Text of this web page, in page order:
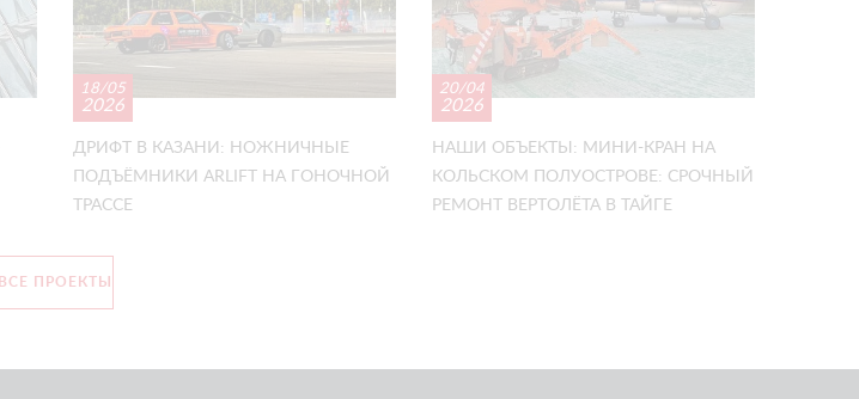
18/05
2026
ДРИФТ В КАЗАНИ: НОЖНИЧНЫЕ
ПОДЪЁМНИКИ ARLIFT НА ГОНОЧНОЙ
ТРАССЕ
20/04
2026
НАШИ ОБЪЕКТЫ: МИНИ-КРАН НА
КОЛЬСКОМ ПОЛУОСТРОВЕ: СРОЧНЫЙ
РЕМОНТ ВЕРТОЛЁТА В ТАЙГЕ
ВСЕ ПРОЕКТЫ